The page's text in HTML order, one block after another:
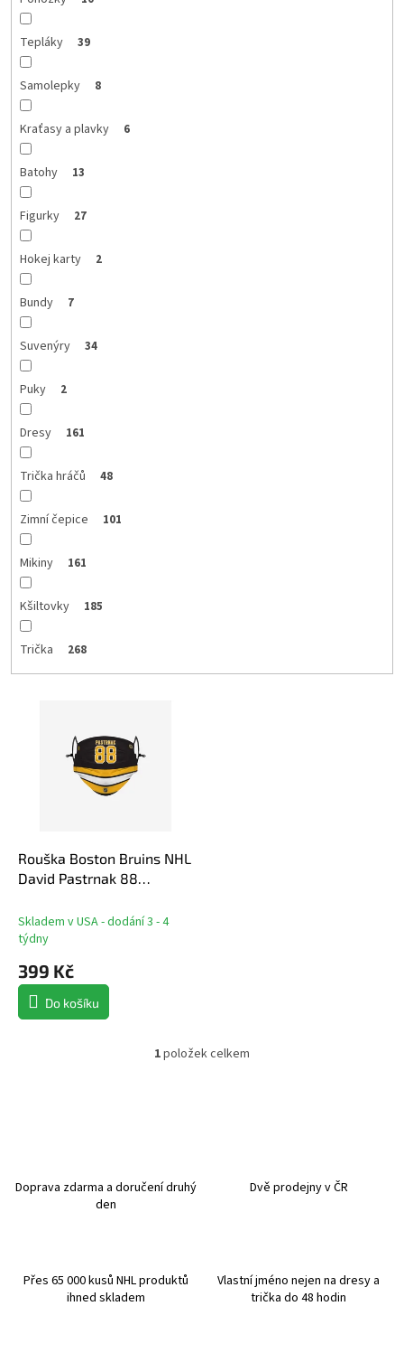
Tepláky 39
Samolepky 8
Kraťasy a plavky 6
Batohy 13
Figurky 27
Hokej karty 2
Bundy 7
Suvenýry 34
Puky 2
Dresy 161
Trička hráčů 48
Zimní čepice 101
Mikiny 161
Kšiltovky 185
Trička 268
Rouška Boston Bruins NHL
David Pastrnak 88
Skladem v USA - dodání 3 - 4
týdny
399 Kč
Do košíku
O
1položek celkem
Doprava zdarma a doručení druhý
den
Dvě prodejny v ČR
Přes 65 000 kusů NHL produktů
ihned skladem
Vlastní jméno nejen na dresy a
trička do 48 hodin